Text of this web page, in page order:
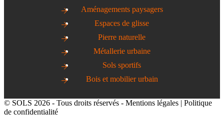
Aménagements paysagers
Espaces de glisse
Pierre naturelle
Métallerie urbaine
Sols sportifs
Bois et mobilier urbain
© SOLS 2026 - Tous droits réservés - Mentions légales | Politique
de confidentialité